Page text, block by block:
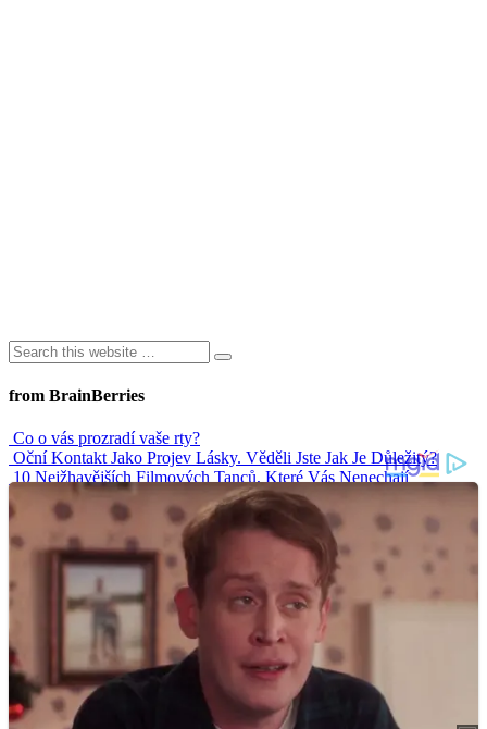
from BrainBerries
Co o vás prozradí vaše rty?
Oční Kontakt Jako Projev Lásky. Věděli Jste Jak Je Důležitý?
10 Nejžhavějších Filmových Tanců, Které Vás Nenechají
Chladnými
Nejvtipnější svatební tance
Senioři zpozorněte. Kdo bere léky, měl by se vyhnout těmto
nápojům
Advertisements